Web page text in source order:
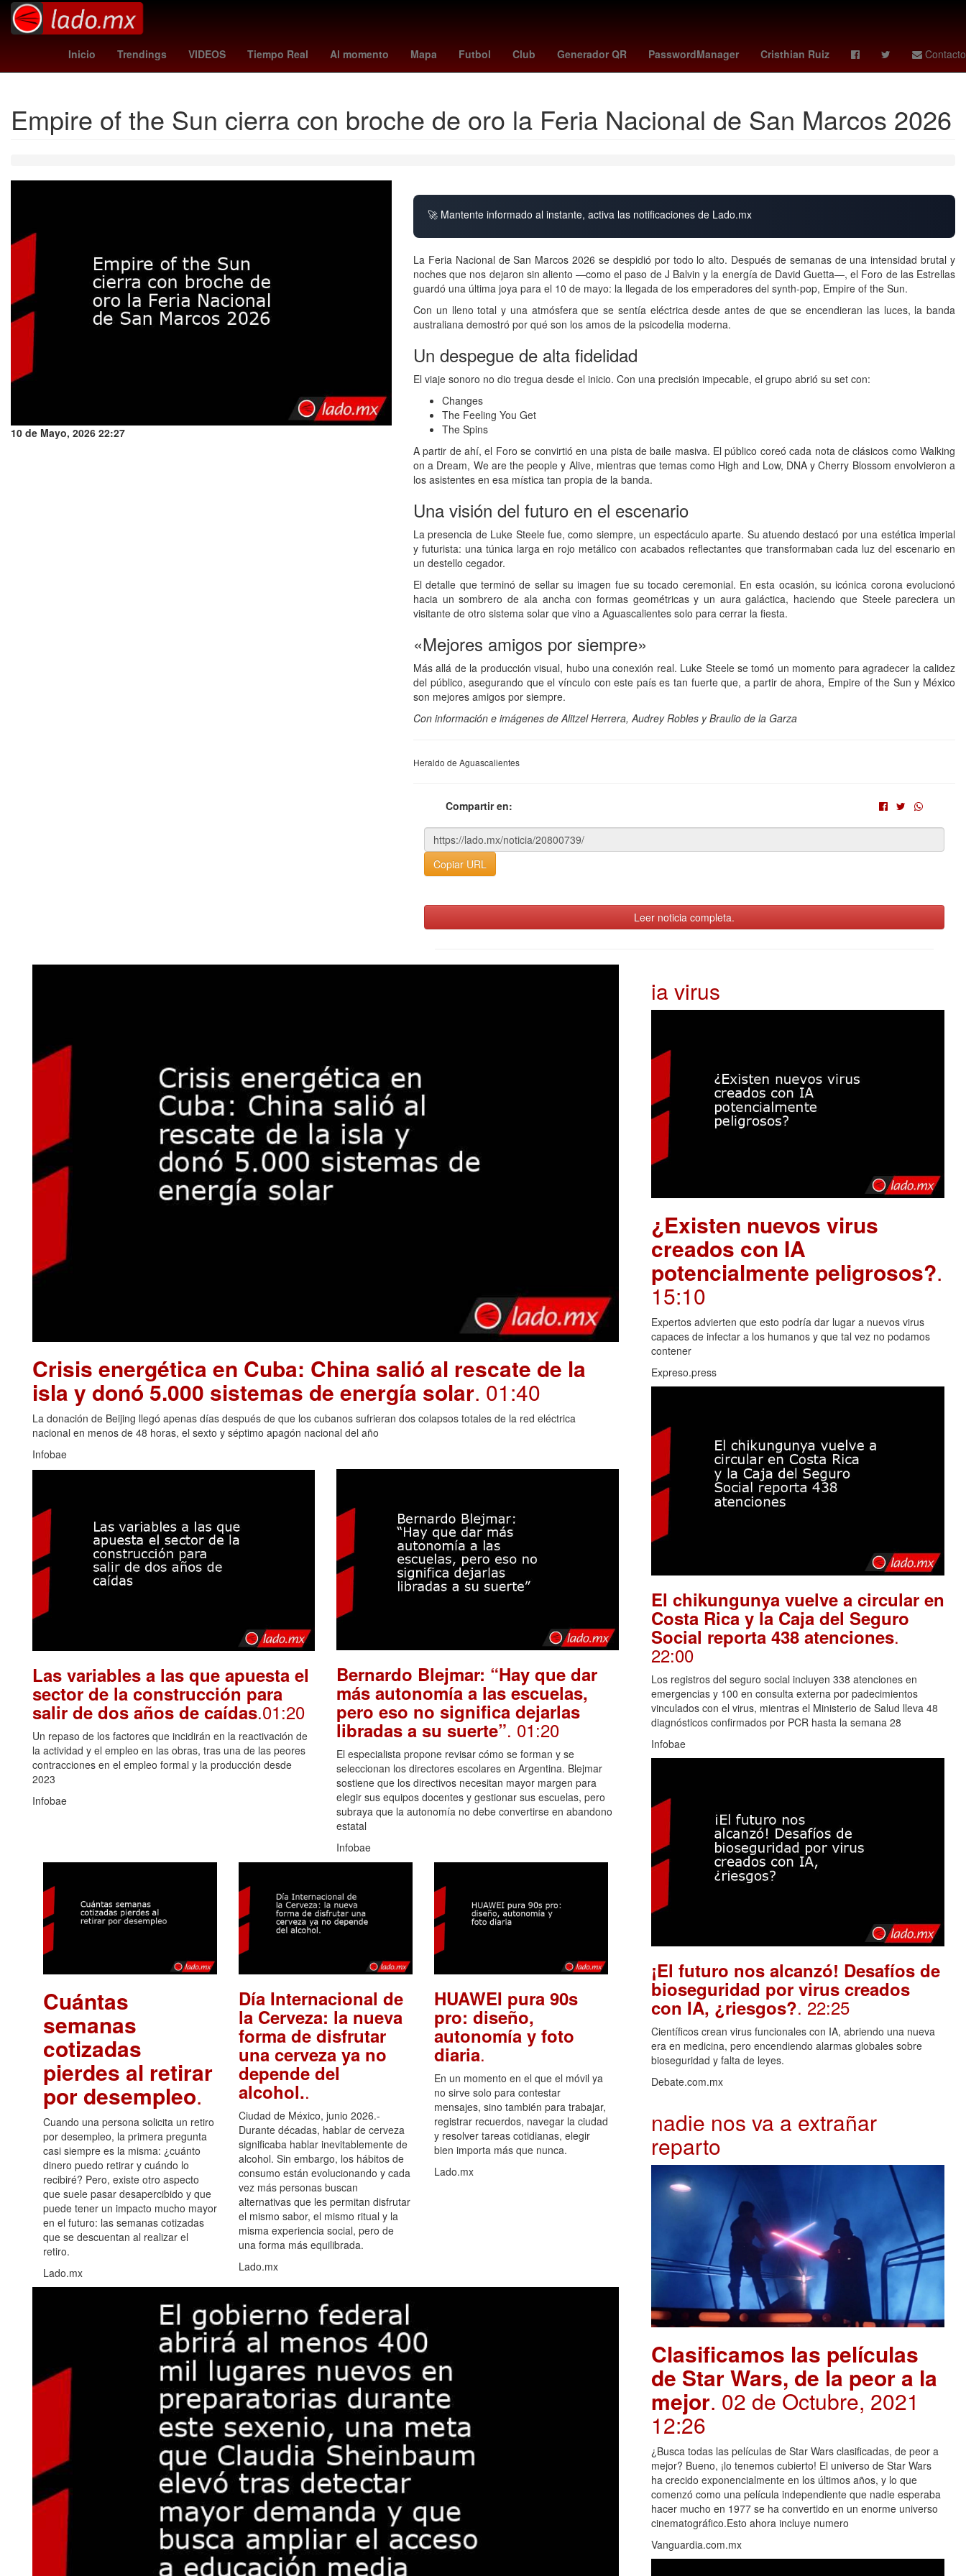
Inicio Trendings VIDEOS Tiempo Real Al momento Mapa Futbol Club Generador QR PasswordManager Cristhian Ruiz Contacto
Evangelio de hoy chargers - vikings China Gobierno cometa interestelar Barbados Dólar estadounidense 2024 Cashless Usumacinta
Empire of the Sun cierra con broche de oro la Feria Nacional de San Marcos 2026
10 de Mayo, 2026 22:27
🚀 Mantente informado al instante, activa las notificaciones de Lado.mx
La Feria Nacional de San Marcos 2026 se despidió por todo lo alto. Después de semanas de una intensidad brutal y
noches que nos dejaron sin aliento —como el paso de J Balvin y la energía de David Guetta—, el Foro de las Estrellas
guardó una última joya para el 10 de mayo: la llegada de los emperadores del synth-pop, Empire of the Sun.
Con un lleno total y una atmósfera que se sentía eléctrica desde antes de que se encendieran las luces, la banda
australiana demostró por qué son los amos de la psicodelia moderna.
Un despegue de alta fidelidad
El viaje sonoro no dio tregua desde el inicio. Con una precisión impecable, el grupo abrió su set con:
Changes
The Feeling You Get
The Spins
A partir de ahí, el Foro se convirtió en una pista de baile masiva. El público coreó cada nota de clásicos como Walking
on a Dream, We are the people y Alive, mientras que temas como High and Low, DNA y Cherry Blossom envolvieron a
los asistentes en esa mística tan propia de la banda.
Una visión del futuro en el escenario
La presencia de Luke Steele fue, como siempre, un espectáculo aparte. Su atuendo destacó por una estética imperial
y futurista: una túnica larga en rojo metálico con acabados reflectantes que transformaban cada luz del escenario en
un destello cegador.
El detalle que terminó de sellar su imagen fue su tocado ceremonial. En esta ocasión, su icónica corona evolucionó
hacia un sombrero de ala ancha con formas geométricas y un aura galáctica, haciendo que Steele pareciera un
visitante de otro sistema solar que vino a Aguascalientes solo para cerrar la fiesta.
«Mejores amigos por siempre»
Más allá de la producción visual, hubo una conexión real. Luke Steele se tomó un momento para agradecer la calidez
del público, asegurando que el vínculo con este país es tan fuerte que, a partir de ahora, Empire of the Sun y México
son mejores amigos por siempre.
Con información e imágenes de Alitzel Herrera, Audrey Robles y Braulio de la Garza
Heraldo de Aguascalientes
Compartir en:
Copiar URL
Leer noticia completa.
Crisis energética en Cuba: China salió al rescate de la
isla y donó 5.000 sistemas de energía solar. 01:40
La donación de Beijing llegó apenas días después de que los cubanos sufrieran dos colapsos totales de la red eléctrica
nacional en menos de 48 horas, el sexto y séptimo apagón nacional del año
Infobae
Las variables a las que apuesta el
sector de la construcción para
salir de dos años de caídas.01:20
Un repaso de los factores que incidirán en la reactivación de
la actividad y el empleo en las obras, tras una de las peores
contracciones en el empleo formal y la producción desde
2023
Infobae
Bernardo Blejmar: “Hay que dar
más autonomía a las escuelas,
pero eso no significa dejarlas
libradas a su suerte”. 01:20
El especialista propone revisar cómo se forman y se
seleccionan los directores escolares en Argentina. Blejmar
sostiene que los directivos necesitan mayor margen para
elegir sus equipos docentes y gestionar sus escuelas, pero
subraya que la autonomía no debe convertirse en abandono
estatal
Infobae
Cuántas
semanas
cotizadas
pierdes al retirar
por desempleo.
Cuando una persona solicita un retiro
por desempleo, la primera pregunta
casi siempre es la misma: ¿cuánto
dinero puedo retirar y cuándo lo
recibiré? Pero, existe otro aspecto
que suele pasar desapercibido y que
puede tener un impacto mucho mayor
en el futuro: las semanas cotizadas
que se descuentan al realizar el
retiro.
Lado.mx
Día Internacional de
la Cerveza: la nueva
forma de disfrutar
una cerveza ya no
depende del
alcohol..
Ciudad de México, junio 2026.-
Durante décadas, hablar de cerveza
significaba hablar inevitablemente de
alcohol. Sin embargo, los hábitos de
consumo están evolucionando y cada
vez más personas buscan
alternativas que les permitan disfrutar
el mismo sabor, el mismo ritual y la
misma experiencia social, pero de
una forma más equilibrada.
Lado.mx
HUAWEI pura 90s
pro: diseño,
autonomía y foto
diaria.
En un momento en el que el móvil ya
no sirve solo para contestar
mensajes, sino también para trabajar,
registrar recuerdos, navegar la ciudad
y resolver tareas cotidianas, elegir
bien importa más que nunca.
Lado.mx
ia virus
¿Existen nuevos virus
creados con IA
potencialmente peligrosos?.
15:10
Expertos advierten que esto podría dar lugar a nuevos virus
capaces de infectar a los humanos y que tal vez no podamos
contener
Expreso.press
El chikungunya vuelve a circular en
Costa Rica y la Caja del Seguro
Social reporta 438 atenciones.
22:00
Los registros del seguro social incluyen 338 atenciones en
emergencias y 100 en consulta externa por padecimientos
vinculados con el virus, mientras el Ministerio de Salud lleva 48
diagnósticos confirmados por PCR hasta la semana 28
Infobae
¡El futuro nos alcanzó! Desafíos de
bioseguridad por virus creados
con IA, ¿riesgos?. 22:25
Científicos crean virus funcionales con IA, abriendo una nueva
era en medicina, pero encendiendo alarmas globales sobre
bioseguridad y falta de leyes.
Debate.com.mx
nadie nos va a extrañar
reparto
Clasificamos las películas
de Star Wars, de la peor a la
mejor. 02 de Octubre, 2021
12:26
¿Busca todas las películas de Star Wars clasificadas, de peor a
mejor? Bueno, ¡lo tenemos cubierto! El universo de Star Wars
ha crecido exponencialmente en los últimos años, y lo que
comenzó como una película independiente que nadie esperaba
hacer mucho en 1977 se ha convertido en un enorme universo
cinematográfico.Esto ahora incluye numero
Vanguardia.com.mx